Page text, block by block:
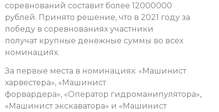
соревнований составит более 12000000
рублей. Принято решение, что в 2021 году за
победу в соревнованиях участники
получат крупные денежные суммы во всех
номинациях.
За первые места в номинациях: «Машинист
харвестера», «Машинист
форвардера», «Оператор гидроманипулятора»,
«Машинист экскаватора» и «Машинист